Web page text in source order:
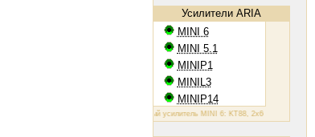
Усилители ARIA
MINI 6
MINI 5.1
MINIP1
MINIL3
MINIP14
Ламповый усилитель MINI 6: KT88, 2х60 ВтЛамповый